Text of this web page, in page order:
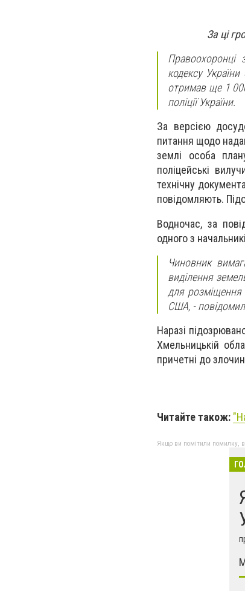
За ці
Правоохоронці
кодексу
отримав ще 1
поліції України.
За версією
питання щодо
землі особа
поліцейські
технічну
повідомляють.
Водночас, за
одного з
Чиновник
виділення
для розміщення
США, -
Наразі
Хмельницькій
причетні до
Читайте також:
Якщо ви помітили помилку,